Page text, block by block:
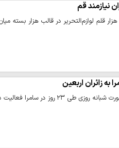
نیازمند قم
حوزه/ رئیس اوقاف و امور خیریه شهرستان قم گفت: امسال نزدیک به ۱۷ هزار قلم
زائران اربعین
در موکب امامزادگان قم در سامرا ۷۰ خادم افتخاری